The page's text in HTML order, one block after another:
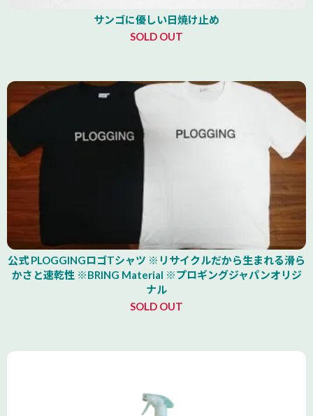
サンゴに優しい日焼け止め
SOLD OUT
公式 PLOGGINGロゴTシャツ ※リサイクルだから生まれる滑ら
かさと速乾性 ※BRING Material ※プロギングジャパンオリジ
ナル
SOLD OUT